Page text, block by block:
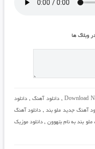
وبلاگ ها
Download
,دانلود آهنگ ,دانلود
آهنگ جدید ملو بند , دانلود آهنگ
بند به نام بتهوون , دانلود موزیک